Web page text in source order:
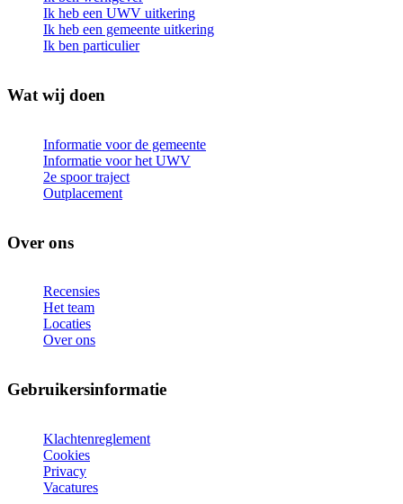
Ik heb een UWV uitkering
Ik heb een gemeente uitkering
Ik ben particulier
Wat wij doen
Informatie voor de gemeente
Informatie voor het UWV
2e spoor traject
Outplacement
Over ons
Recensies
Het team
Locaties
Over ons
Gebruikersinformatie
Klachtenreglement
Cookies
Privacy
Vacatures